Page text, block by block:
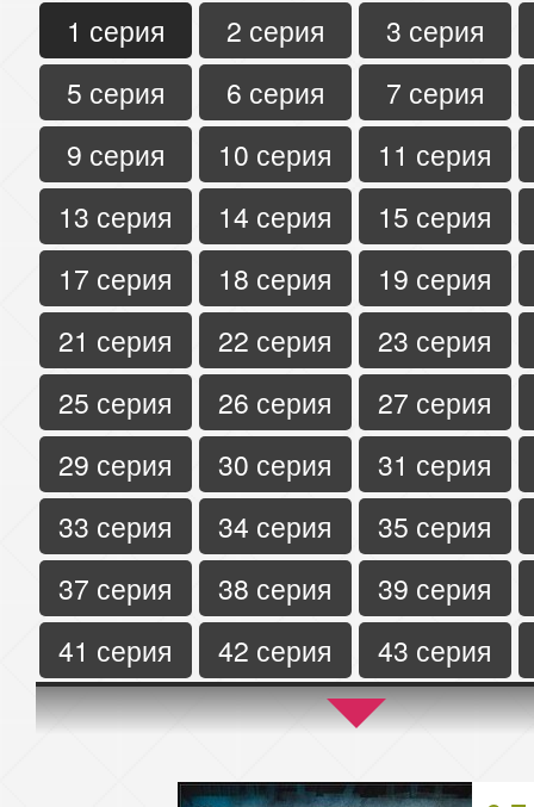
1 серия 2 серия
3 серия
5 серия
6 серия
7 серия
9 серия
10 серия
11 серия
13 серия
14 серия
15 серия
17 серия
18 серия
19 серия
21 серия
22 серия
23 серия
25 серия
26 серия
27 серия
29 серия
30 серия
31 серия
33 серия
34 серия
35 серия
37 серия
38 серия
39 серия
41 серия
42 серия
43 серия
45 серия
46 серия
47 серия
50 серия
51 серия